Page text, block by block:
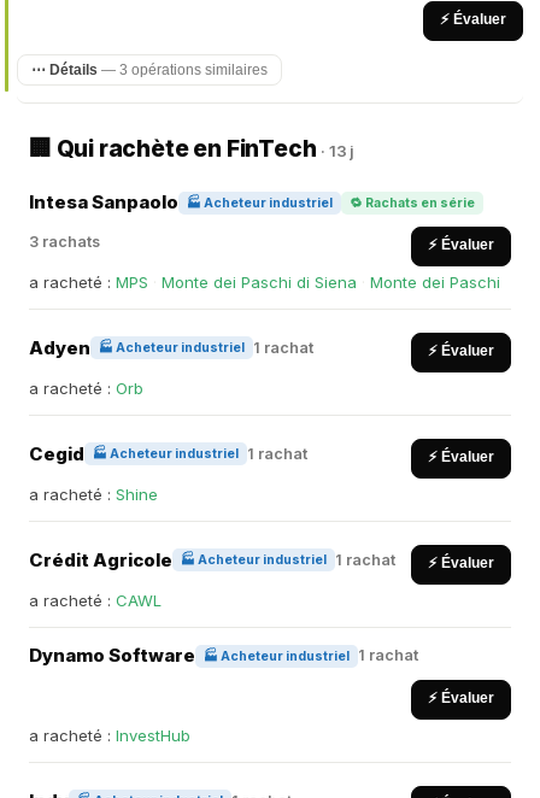
⚡ Évaluer
⋯ Détails — 3 opérations similaires
🏢 Qui rachète en FinTech · 13 j
Intesa Sanpaolo 🏭 Acheteur industriel 🔁 Rachats en série
3 rachats ⚡ Évaluer
a racheté : MPS Monte dei Paschi di Siena Monte dei Paschi
Adyen 🏭 Acheteur industriel 1 rachat ⚡ Évaluer
a racheté : Orb
Cegid 🏭 Acheteur industriel 1 rachat ⚡ Évaluer
a racheté : Shine
Crédit Agricole 🏭 Acheteur industriel 1 rachat ⚡ Évaluer
a racheté : CAWL
Dynamo Software 🏭 Acheteur industriel 1 rachat
⚡ Évaluer
a racheté : InvestHub